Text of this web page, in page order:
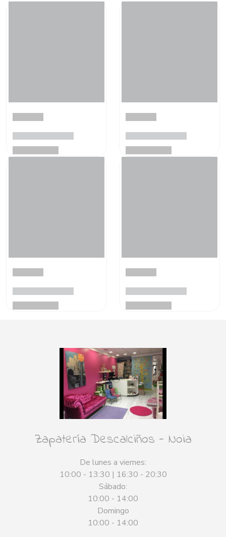
Zapatería Descalciños - Noia
De lunes a viernes:
10:00 - 13:30 | 16:30 - 20:30
Sábado:
10:00 - 14:00
Domingo
10:00 - 14:00